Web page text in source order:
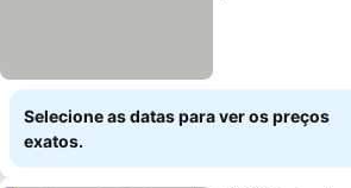
Selecione as datas para ver os preços
exatos.